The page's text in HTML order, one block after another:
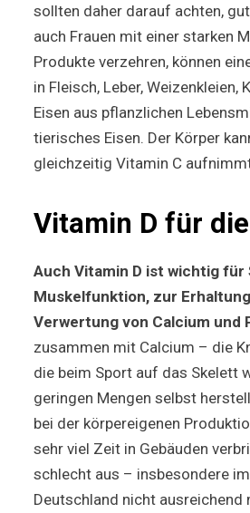
sollten daher darauf achten,
auch Frauen mit einer starken
Produkte verzehren, können
in Fleisch, Leber,
Eisen aus pflanzlichen
tierisches Eisen. Der Körper
gleichzeitig Vitamin C
Vitamin D für
Auch Vitamin D ist wichtig
Muskelfunktion, zur
Verwertung von Calcium und
zusammen mit Calcium – die
die beim Sport auf das Skelett
geringen Mengen selbst
bei der körpereigenen
sehr viel Zeit in Gebäuden
schlecht aus – insbesondere
Deutschland nicht ausreichend